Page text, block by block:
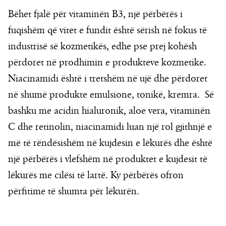
Bëhet fjalë për vitaminën B3, një përbërës i
fuqishëm që vitet e fundit është sërish në fokus të
industrisë së kozmetikës, edhe pse prej kohësh
përdoret në prodhimin e produkteve kozmetike.
Niacinamidi është i tretshëm në ujë dhe përdoret
në shumë produkte emulsione, tonikë, kremra. Së
bashku me acidin hialuronik, aloe vera, vitaminën
C dhe retinolin, niacinamidi luan një rol gjithnjë e
më të rëndësishëm në kujdesin e lëkurës dhe është
një përbërës i vlefshëm në produktet e kujdesit të
lëkurës me cilësi të lartë. Ky përbërës ofron
përfitime të shumta për lëkurën.